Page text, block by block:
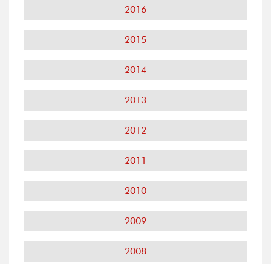
2016
2015
2014
2013
2012
2011
2010
2009
2008